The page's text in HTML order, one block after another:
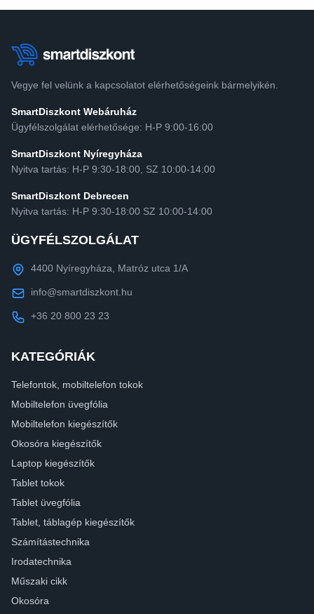
Vegye fel velünk a kapcsolatot elérhetőségeink bármelyikén.
SmartDiszkont Webáruház
Ügyfélszolgálat elérhetősége: H-P 9:00-16:00
SmartDiszkont Nyíregyháza
Nyitva tartás: H-P 9:30-18:00, SZ 10:00-14:00
SmartDiszkont Debrecen
Nyitva tartás: H-P 9:30-18:00 SZ 10:00-14:00
ÜGYFÉLSZOLGÁLAT
4400 Nyíregyháza, Matróz utca 1/A
info@smartdiszkont.hu
+36 20 800 23 23
KATEGÓRIÁK
Telefontok, mobiltelefon tokok
Mobiltelefon üvegfólia
Mobiltelefon kiegészítők
Okosóra kiegészítők
Laptop kiegészítők
Tablet tokok
Tablet üvegfólia
Tablet, táblagép kiegészítők
Számítástechnika
Irodatechnika
Műszaki cikk
Okosóra